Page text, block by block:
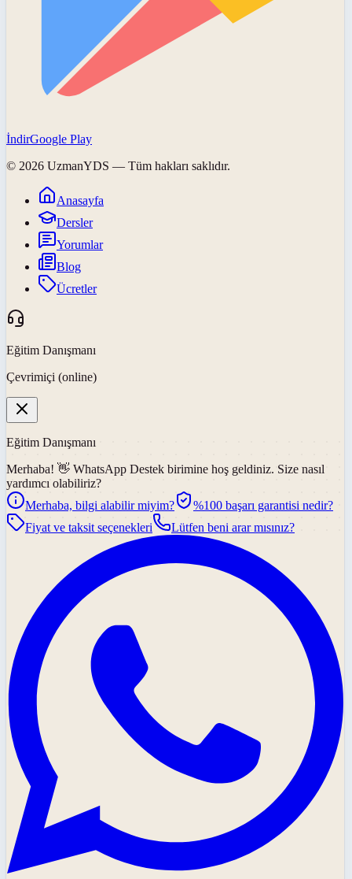
İndirGoogle Play
© 2026 UzmanYDS — Tüm hakları saklıdır.
Anasayfa
Dersler
Yorumlar
Blog
Ücretler
Eğitim Danışmanı
Çevrimiçi (online)
Eğitim Danışmanı
Merhaba! 👋 WhatsApp Destek birimine hoş geldiniz. Size nasıl
yardımcı olabiliriz?
Merhaba, bilgi alabilir miyim?
%100 başarı garantisi nedir?
Fiyat ve taksit seçenekleri
Lütfen beni arar mısınız?